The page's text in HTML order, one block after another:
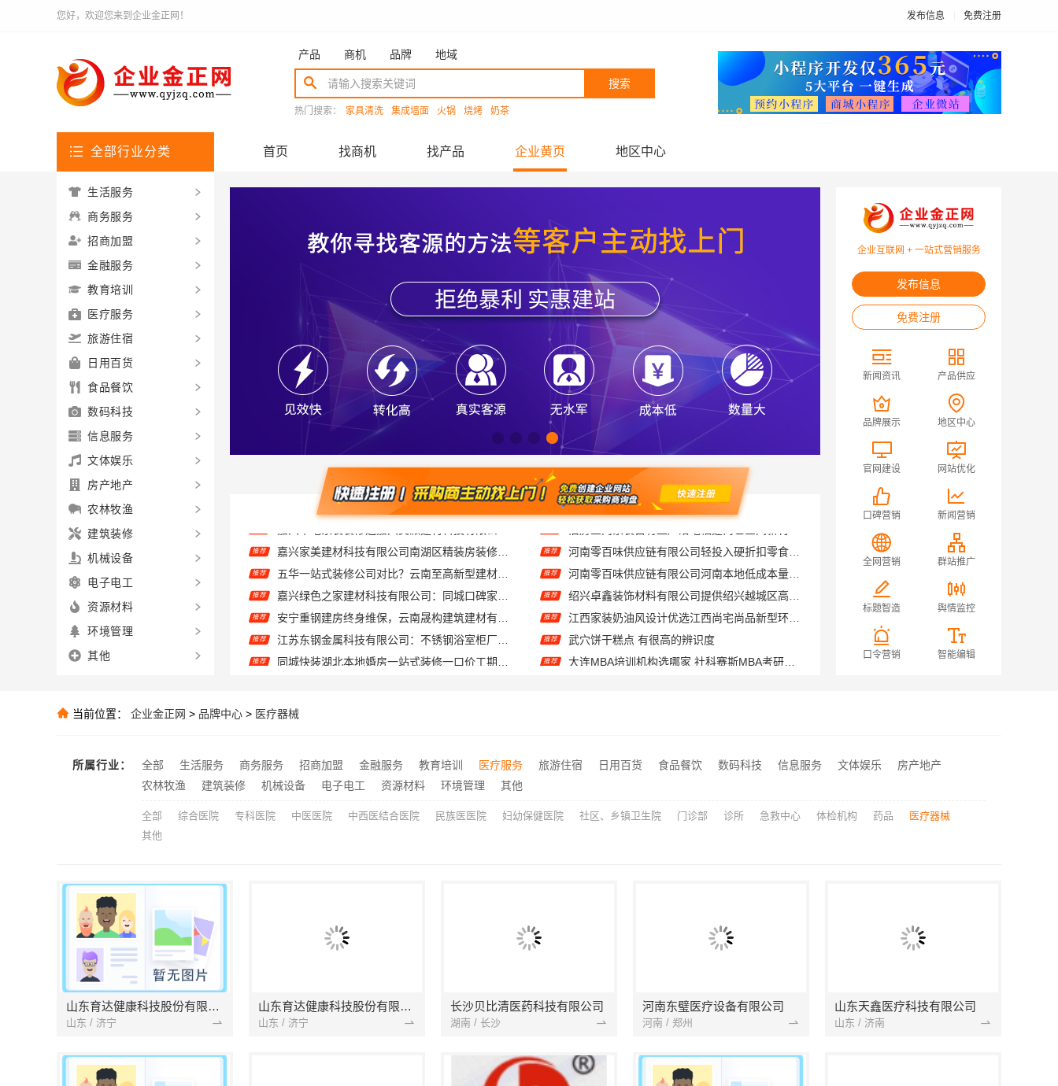
您好，欢迎您来到企业金正网！ 发布信息 免费注册
产品 商机 品牌 地域
搜索
热门搜索： 家具清洗 集成墙面 火锅 烧烤 奶茶
全部行业分类 首页 找商机 找产品 企业黄页 地区中心
推荐
推荐 五华一站式装修公司对比？云南至高新型建材有限公司优势明显
推荐 嘉兴绿色之家建材科技有限公司：同城口碑家装机构实惠
推荐 安宁重钢建房终身维保，云南晟构建筑建材有限公司
推荐 江苏东钢金属科技有限公司：不锈钢浴室柜厂家江浙沪加盟
推荐 同城快装湖北本地婚房一站式装修一口价工期保障
推荐 轻奢高端重钢住宅本地维保，云南晟构建筑建材有限公司售后
推荐
推荐
推荐 河南零百味供应链有限公司河南本地低成本量贩零食全域盈利
推荐 绍兴卓鑫装饰材料有限公司提供绍兴越城区高性价比环保家装
推荐 江西家装奶油风设计优选江西尚宅尚品新型环保材料有限公司
推荐 武穴饼干糕点 有很高的辨识度
推荐
推荐 永年焕新专业，邯郸至臻全宅新材料有限公司专注全屋整装解决方案
企业互联网 + 一站式营销服务
发布信息
免费注册
新闻资讯 产品供应
品牌展示 地区中心
官网建设 网站优化
口碑营销 新闻营销
全网营销 群站推广
标题智造 舆情监控
口令营销 智能编辑
生活服务
商务服务
招商加盟
金融服务
教育培训
医疗服务
旅游住宿
日用百货
食品餐饮
数码科技
信息服务
文体娱乐
房产地产
农林牧渔
建筑装修
机械设备
电子电工
资源材料
环境管理
其他
当前位置： 企业金正网 > 品牌中心 > 医疗器械
所属行业： 全部 生活服务 商务服务 招商加盟 金融服务 教育培训 医疗服务 旅游住宿 日用百货 食品餐饮 数码科技 信息服务 文体娱乐
房产地产
农林牧渔
建筑装修 机械设备 电子电工 资源材料 环境管理 其他
全部 综合医院 专科医院 中医医院 中西医结合医院 民族医医院 妇幼保健医院 社区、乡镇卫生院 门诊部 诊所 急救中心 体检机构 药品
医疗器械
其他
山东育达健康科技股份有限公司
山东 / 济宁
山东育达健康科技股份有限公司
山东 / 济宁
长沙贝比清医药科技有限公司
湖南 / 长沙
河南东璧医疗设备有限公司
河南 / 郑州
山东天鑫医疗科技有限公司
山东 / 济南